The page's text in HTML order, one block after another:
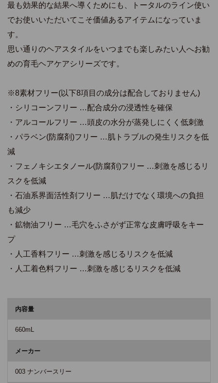
最も効果的な結果へ導くためにも、トータルのライン使い
でお使いいただいてこそ価値あるアイテムになっていま
す。
思い通りのヘアスタイルをいつまでも楽しみたい人へお勧
めの育毛ヘアケアシリーズです。
※8素材フリー(以下8項目の成分は配合しておりません)
・シリコーンフリー …配合成分の浸透性を確保
・アルコールフリー …頭皮の水分が蒸発しにくく低刺激
・パラベン(防腐剤)フリー …肌トラブルの発生リスクを低
減
・フェノキシエタノール(防腐剤)フリー …刺激を感じるリ
スクを低減
・石油系界面活性剤フリー …肌だけでなく環境への負担
も減少
・鉱物油フリー …毛穴をふさがず正常な皮膚呼吸をキー
プ
・人工香料フリー …刺激を感じるリスクを低減
・人工着色料フリー …刺激を感じるリスクを低減
内容量
660mL
メーカー
003 ナンバースリー